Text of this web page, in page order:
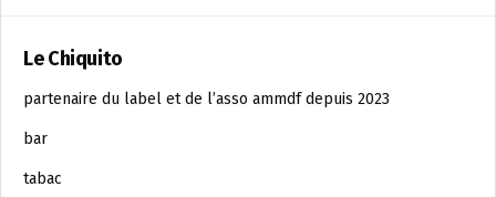
Le Chiquito
partenaire du label et de l’asso ammdf depuis 2023
bar
tabac